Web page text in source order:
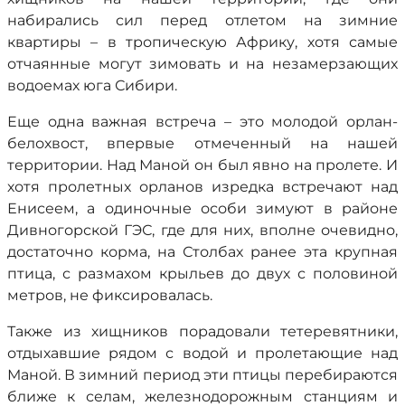
набирались сил перед отлетом на зимние
квартиры – в тропическую Африку, хотя самые
отчаянные могут зимовать и на незамерзающих
водоемах юга Сибири.
Еще одна важная встреча – это молодой орлан-
белохвост, впервые отмеченный на нашей
территории. Над Маной он был явно на пролете. И
хотя пролетных орланов изредка встречают над
Енисеем, а одиночные особи зимуют в районе
Дивногорской ГЭС, где для них, вполне очевидно,
достаточно корма, на Столбах ранее эта крупная
птица, с размахом крыльев до двух с половиной
метров, не фиксировалась.
Также из хищников порадовали тетеревятники,
отдыхавшие рядом с водой и пролетающие над
Маной. В зимний период эти птицы перебираются
ближе к селам, железнодорожным станциям и